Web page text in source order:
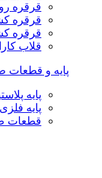
قرقره
قرقره
قرقره
قلاب
پایه و قطعات
پایه
پایه فلزی
قطعات